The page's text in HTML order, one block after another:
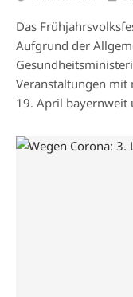
Das
Aufgrund der
Veranstaltungen mit
19. April bayernweit